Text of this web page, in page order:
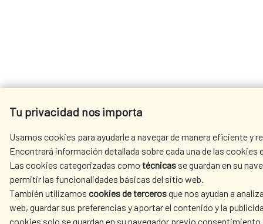
Tu privacidad nos importa
Usamos cookies para ayudarle a navegar de manera eficiente y
Encontrará información detallada sobre cada una de las cookies
Las cookies categorizadas como técnicas se guardan en su
permitir las funcionalidades básicas del sitio web.
También utilizamos cookies de tercerosque nos ayudan a
web, guardar sus preferencias y aportar el contenido y la
cookies solo se guardan en su navegador previo